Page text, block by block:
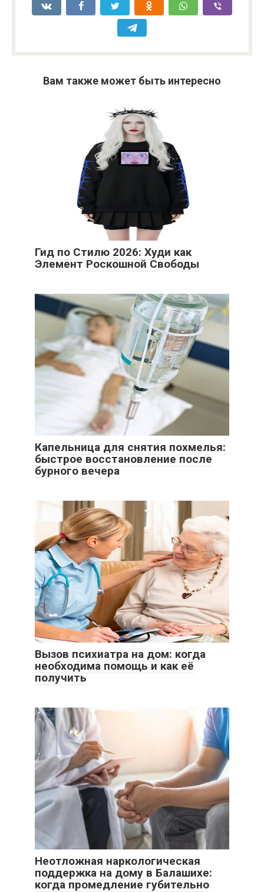
Вам также может быть интересно
Гид по Стилю 2026: Худи как
Элемент Роскошной Свободы
Капельница для снятия похмелья:
быстрое восстановление после
бурного вечера
Вызов психиатра на дом: когда
необходима помощь и как её
получить
Неотложная наркологическая
поддержка на дому в Балашихе:
когда промедление губительно